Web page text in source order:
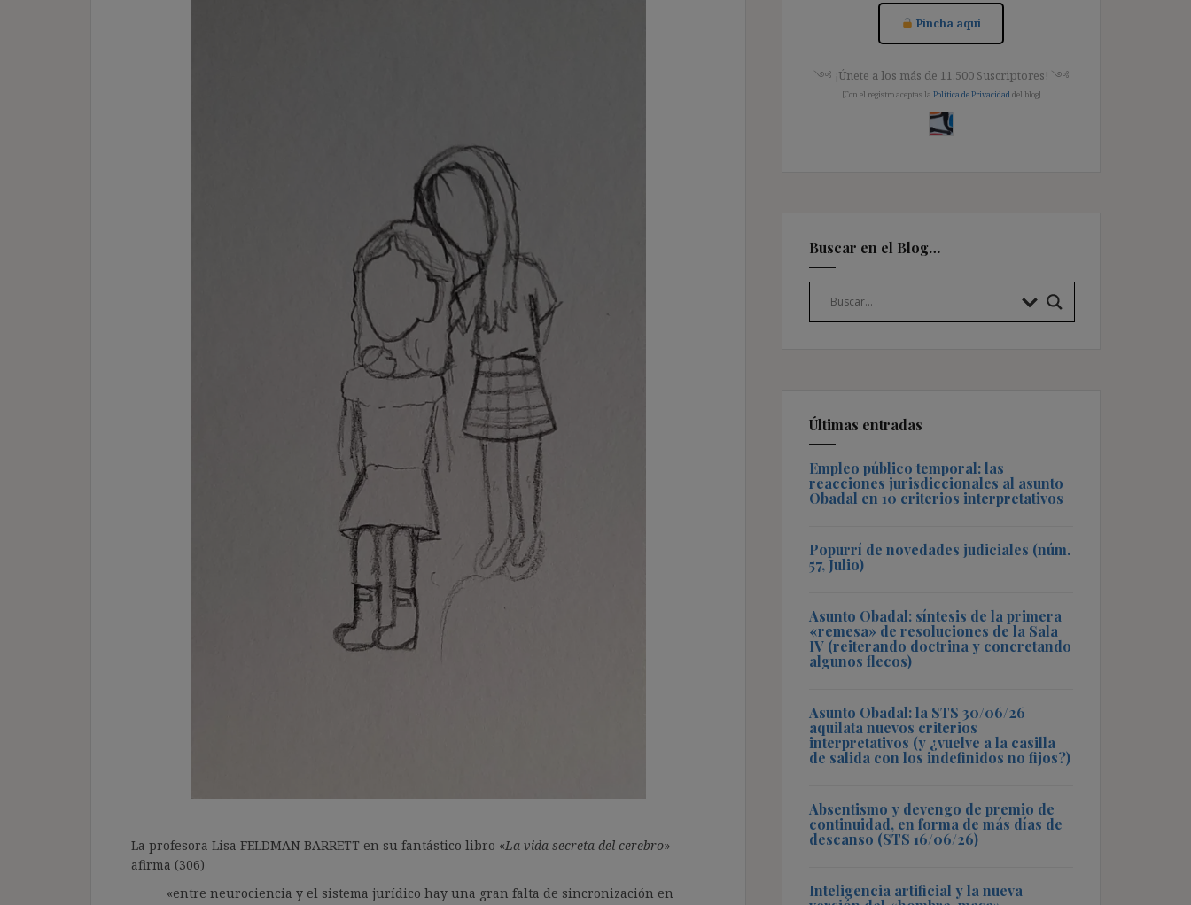
La profesora Lisa FELDMAN BARRETT en su fantástico libro «La vida secreta del cerebro»
afirma (306)
«entre neurociencia y el sistema jurídico hay una gran falta de sincronización en
Pincha aquí
༺ ¡Únete a los más de 11.500 Suscriptores! ༺
[Con el registro aceptas la Política de Privacidad del blog]
Buscar en el Blog…
Últimas entradas
Empleo público temporal: las
reacciones jurisdiccionales al asunto
Obadal en 10 criterios interpretativos
Popurrí de novedades judiciales (núm.
57, Julio)
Asunto Obadal: síntesis de la primera
«remesa» de resoluciones de la Sala
IV (reiterando doctrina y concretando
algunos flecos)
Asunto Obadal: la STS 30/06/26
aquilata nuevos criterios
interpretativos (y ¿vuelve a la casilla
de salida con los indefinidos no fijos?)
Absentismo y devengo de premio de
continuidad, en forma de más días de
descanso (STS 16/06/26)
Inteligencia artificial y la nueva